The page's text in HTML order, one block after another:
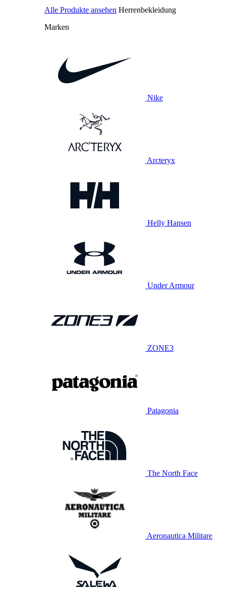
Alle Produkte ansehen Herrenbekleidung
Marken
Nike
Arcteryx
Helly Hansen
Under Armour
ZONE3
Patagonia
The North Face
Aeronautica Militare